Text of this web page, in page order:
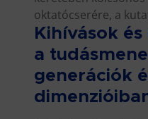
oktatócserére, a
Kihívások
a
generációk